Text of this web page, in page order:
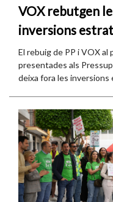
VOX rebutgen
inversions
El rebuig de PP i VOX
presentades als
deixa fora les